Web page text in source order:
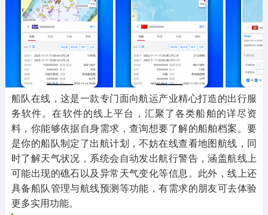
981款应用
1405款应用
3443款应用
游戏攻略
63款应用
软件教程
8款应用
热点新闻
8款应用
船队在线，这是一款专门面向航运产业精心打造的出行服
务软件。在软件的线上平台，汇聚了各类船舶的详尽资
料，你能够依据自身需求，查询想要了解的船舶档案。要
是你的船队制定了出航计划，不妨在线查看地图航线，同
时了解天气状况，系统会自动发出航行警告，涵盖航线上
可能出现的礁石以及异常天气变化等信息。此外，线上还
具备船队管理与航线预测等功能，有需求的朋友可去体验
更多实用功能。